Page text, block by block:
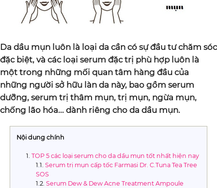
Da dầu mụn luôn là loại da cần có sự đầu tư chăm sóc
đặc biệt, và các loại serum đặc trị phù hợp luôn là
một trong những mối quan tâm hàng đầu của
những người sở hữu làn da này, bao gồm serum
dưỡng, serum trị thâm mụn, trị mụn, ngừa mụn,
chống lão hóa... dành riêng cho da dầu mụn.
Nội dung chính
TOP 5 các loại serum cho da dầu mụn tốt nhất hiện nay
Serum trị mụn cấp tốc Farmasi Dr. C.Tuna Tea Tree
SOS
Serum Dew & Dew Acne Treatment Ampoule